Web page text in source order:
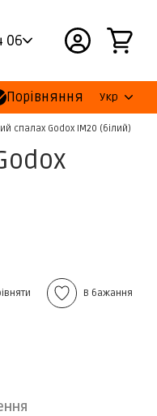
06
Порівняння Укр
спалах Godox IM20 (білий)
В бажання